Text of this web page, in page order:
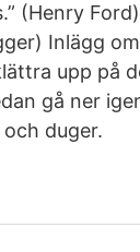
(Henry
Inlägg
upp på
gå ner
duger.